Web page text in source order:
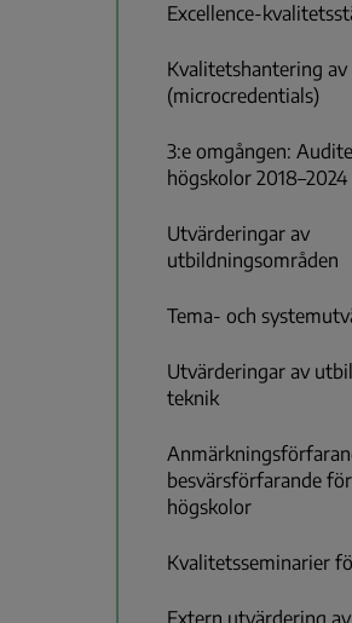
Excellence-
Kvalitetshantering
(microcredentials)
3:e omgången:
högskolor 2018–2024
Utvärderingar av
utbildningsområden
Tema- och
Utvärderingar av
teknik
besvärsförfarande
högskolor
Kvalitetsseminarier